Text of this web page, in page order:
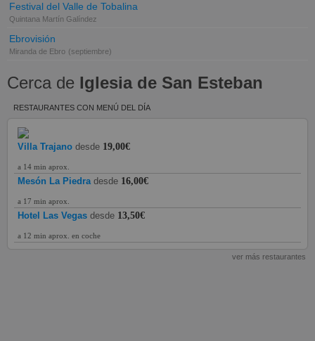
Festival del Valle de Tobalina
Quintana Martín Galíndez
Ebrovisión
Miranda de Ebro (septiembre)
Cerca de Iglesia de San Esteban
RESTAURANTES CON MENÚ DEL DÍA
Villa Trajano desde 19,00€
a 14 min aprox.
Mesón La Piedra desde 16,00€
a 17 min aprox.
Hotel Las Vegas desde 13,50€
a 12 min aprox. en coche
ver más restaurantes